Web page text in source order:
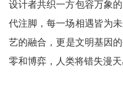
设计者共织一方包容万象
代注脚，每一场相遇皆为
艺的融合，更是文明基因
零和博弈，人类将错失漫天